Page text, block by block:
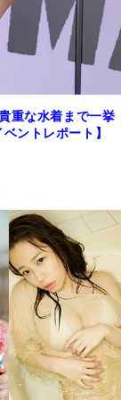
重な水着まで一挙
ントレポート】